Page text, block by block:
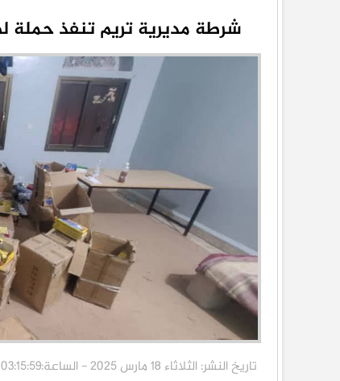
شرطة مديرية تريم تنفذ حملة
تاريخ النشر: الثلاثاء 18 مارس 2025 - الساعة:03:15:59 - الناقد برس/خاص